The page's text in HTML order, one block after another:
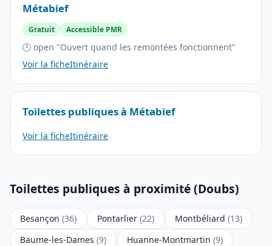
Métabief
Gratuit Accessible PMR
🕐 open "Ouvert quand les remontées fonctionnent"
Voir la ficheItinéraire
Toilettes publiques à Métabief
Voir la ficheItinéraire
Toilettes publiques à proximité (Doubs)
Besançon (36) Pontarlier (22) Montbéliard (13)
Baume-les-Dames (9) Huanne-Montmartin (9)